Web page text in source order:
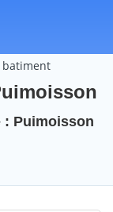
batiment
: Puimoisson